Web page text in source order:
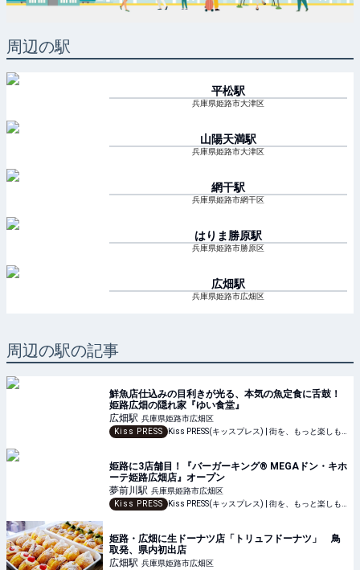
周辺の駅
平松駅
兵庫県姫路市大津区
山陽天満駅
兵庫県姫路市大津区
網干駅
兵庫県姫路市網干区
はりま勝原駅
兵庫県姫路市勝原区
広畑駅
兵庫県姫路市広畑区
周辺の駅の記事
鮮魚店仕込みの目利きが光る、本気の魚定食に舌鼓！
姫路広畑の隠れ家『ゆい食堂』
広畑駅 兵庫県姫路市広畑区
Kiss PRESS
姫路に3店舗目！『バーガーキング® MEGAドン・キホ
ーテ姫路広畑店』オープン
夢前川駅 兵庫県姫路市広畑区
Kiss PRESS
姫路・広畑に生ドーナツ店「トリュフドーナツ」 鳥
取発、県内初出店
広畑駅 兵庫県姫路市広畑区